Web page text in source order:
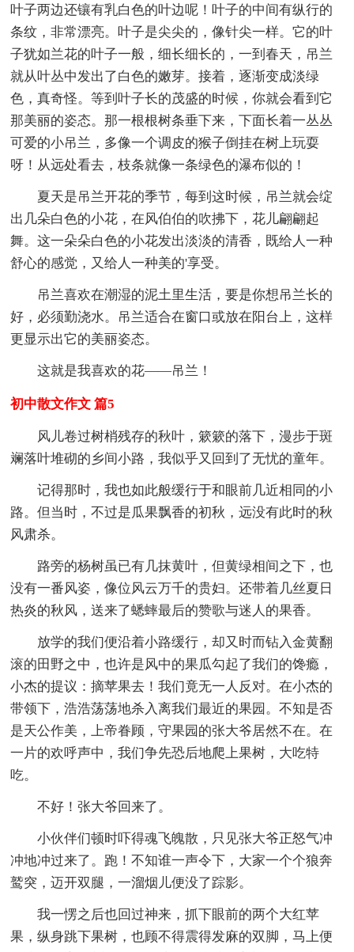
叶子两边还镶有乳白色的叶边呢！叶子的中间有纵行的
条纹，非常漂亮。叶子是尖尖的，像针尖一样。它的叶
子犹如兰花的叶子一般，细长细长的，一到春天，吊兰
就从叶丛中发出了白色的嫩芽。接着，逐渐变成淡绿
色，真奇怪。等到叶子长的茂盛的时候，你就会看到它
那美丽的姿态。那一根根树条垂下来，下面长着一丛丛
可爱的小吊兰，多像一个调皮的猴子倒挂在树上玩耍
呀！从远处看去，枝条就像一条绿色的瀑布似的！
夏天是吊兰开花的季节，每到这时候，吊兰就会绽
出几朵白色的小花，在风伯伯的吹拂下，花儿翩翩起
舞。这一朵朵白色的小花发出淡淡的清香，既给人一种
舒心的感觉，又给人一种美的'享受。
吊兰喜欢在潮湿的泥土里生活，要是你想吊兰长的
好，必须勤浇水。吊兰适合在窗口或放在阳台上，这样
更显示出它的美丽姿态。
这就是我喜欢的花——吊兰！
初中散文作文 篇5
风儿卷过树梢残存的秋叶，簌簌的落下，漫步于斑
斓落叶堆砌的乡间小路，我似乎又回到了无忧的童年。
记得那时，我也如此般缓行于和眼前几近相同的小
路。但当时，不过是瓜果飘香的初秋，远没有此时的秋
风肃杀。
路旁的杨树虽已有几抹黄叶，但黄绿相间之下，也
没有一番风姿，像位风云万千的贵妇。还带着几丝夏日
热炎的秋风，送来了蟋蟀最后的赞歌与迷人的果香。
放学的我们便沿着小路缓行，却又时而钻入金黄翻
滚的田野之中，也许是风中的果瓜勾起了我们的馋瘾，
小杰的提议：摘苹果去！我们竟无一人反对。在小杰的
带领下，浩浩荡荡地杀入离我们最近的果园。不知是否
是天公作美，上帝眷顾，守果园的张大爷居然不在。在
一片的欢呼声中，我们争先恐后地爬上果树，大吃特
吃。
不好！张大爷回来了。
小伙伴们顿时吓得魂飞魄散，只见张大爷正怒气冲
冲地冲过来了。跑！不知谁一声令下，大家一个个狼奔
鹫突，迈开双腿，一溜烟儿便没了踪影。
我一愣之后也回过神来，抓下眼前的两个大红苹
果，纵身跳下果树，也顾不得震得发麻的双脚，马上便